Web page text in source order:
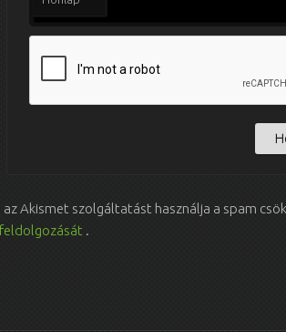
az Akismet szolgáltatást használja a spam
.